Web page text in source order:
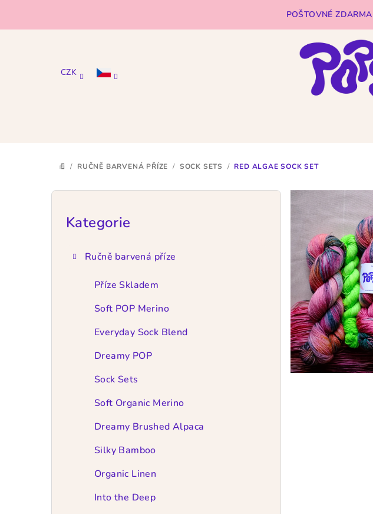
POŠTOVNÉ
CZK
DOMŮ
/ RUČNĚ BARVENÁ PŘÍZE / SOCK SETS / RED ALGAE SOCK SET
P
Přeskočit
Kategorie
Ručně barvená příze
Příze Skladem
Soft POP Merino
Everyday Sock Blend
Dreamy POP
Sock Sets
Soft Organic Merino
Dreamy Brushed Alpaca
Silky Bamboo
Organic Linen
Into the Deep